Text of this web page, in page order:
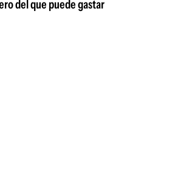
del que puede gastar